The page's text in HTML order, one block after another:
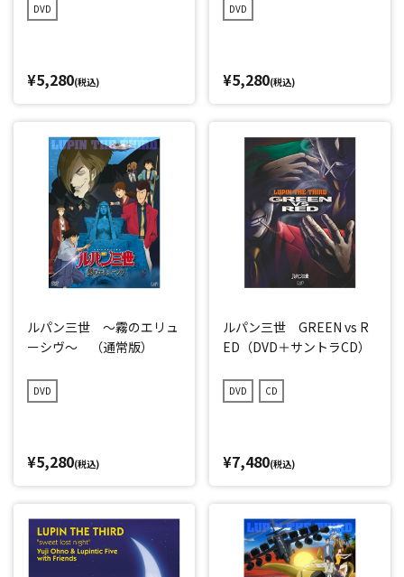
DVD
¥5,280(税込)
DVD
¥5,280(税込)
ルパン三世 ～霧のエリュ
ーシヴ～ （通常版）
DVD
¥5,280(税込)
ルパン三世 GREEN vs R
ED（DVD＋サントラCD）
DVD CD
¥7,480(税込)